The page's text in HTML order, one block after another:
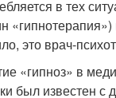
в тех
«гипнотерапия»)
это врач-
«гипноз» в
был известен